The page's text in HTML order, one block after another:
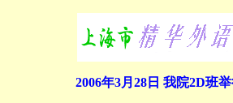
2006年3月28日 我院2D班